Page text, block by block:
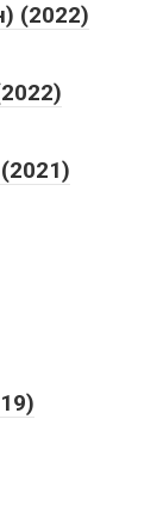
(2022)